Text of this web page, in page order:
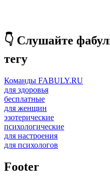
👇 Слушайте
тегу
Команды FABULY.RU
для здоровья
бесплатные
для женщин
эзотерические
психологические
для настроения
для психологов
Footer